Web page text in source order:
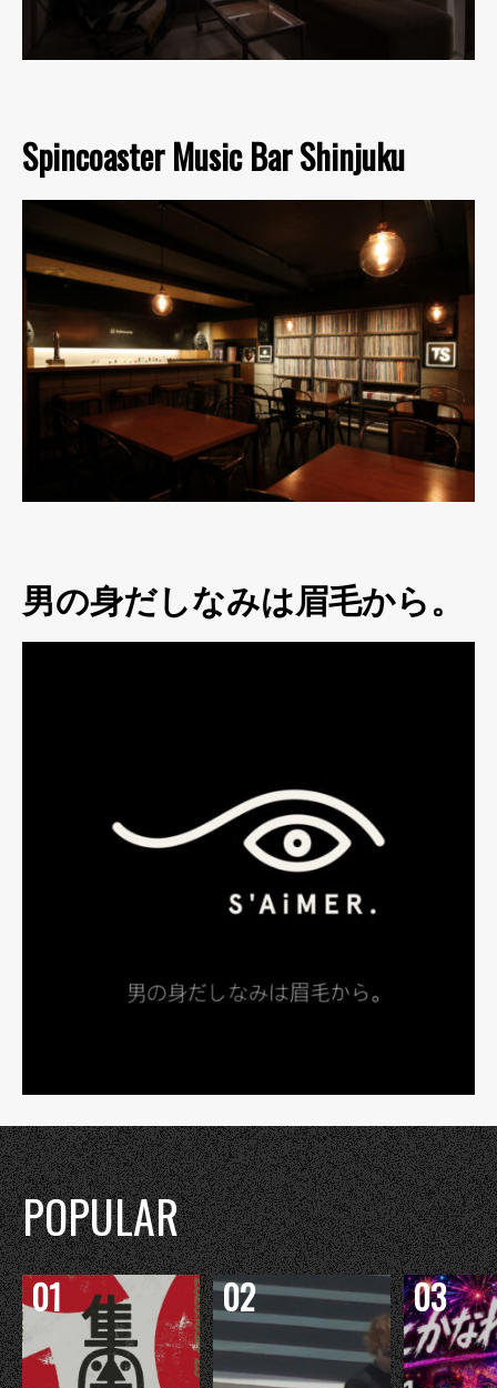
Spincoaster Music Bar Shinjuku
男の身だしなみは眉毛から。
POPULAR